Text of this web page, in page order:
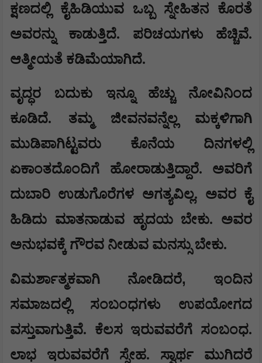
ಕ್ಷಣದಲ್ಲಿ ಕೈಹಿಡಿಯುವ ಒಬ್ಬ ಸ್ನೇಹಿತನ ಕೊರತೆ
ಅವರನ್ನು ಕಾಡುತ್ತಿದೆ. ಪರಿಚಯಗಳು ಹೆಚ್ಚಿವೆ.
ಆತ್ಮೀಯತೆ ಕಡಿಮೆಯಾಗಿದೆ.
ವೃದ್ಧರ ಬದುಕು ಇನ್ನೂ ಹೆಚ್ಚು ನೋವಿನಿಂದ
ಕೂಡಿದೆ. ತಮ್ಮ ಜೀವನವನ್ನೆಲ್ಲ ಮಕ್ಕಳಿಗಾಗಿ
ಮುಡಿಪಾಗಿಟ್ಟವರು ಕೊನೆಯ ದಿನಗಳಲ್ಲಿ
ಏಕಾಂತದೊಂದಿಗೆ ಹೋರಾಡುತ್ತಿದ್ದಾರೆ. ಅವರಿಗೆ
ದುಬಾರಿ ಉಡುಗೊರೆಗಳ ಅಗತ್ಯವಿಲ್ಲ. ಅವರ ಕೈ
ಹಿಡಿದು ಮಾತನಾಡುವ ಹೃದಯ ಬೇಕು. ಅವರ
ಅನುಭವಕ್ಕೆ ಗೌರವ ನೀಡುವ ಮನಸ್ಸು ಬೇಕು.
ವಿಮರ್ಶಾತ್ಮಕವಾಗಿ ನೋಡಿದರೆ, ಇಂದಿನ
ಸಮಾಜದಲ್ಲಿ ಸಂಬಂಧಗಳು ಉಪಯೋಗದ
ವಸ್ತುವಾಗುತ್ತಿವೆ. ಕೆಲಸ ಇರುವವರೆಗೆ ಸಂಬಂಧ.
ಲಾಭ ಇರುವವರೆಗೆ ಸ್ನೇಹ. ಸ್ವಾರ್ಥ ಮುಗಿದರೆ